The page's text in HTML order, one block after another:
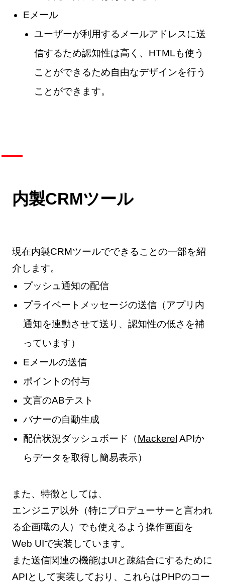
Eメール
ユーザーが利用するメールアドレスに送
信するため認知性は高く、HTMLも使う
ことができるため自由なデザインを行う
ことができます。
内製CRMツール
現在内製CRMツールでできることの一部を紹
介します。
プッシュ通知の配信
プライベートメッセージの送信（アプリ内
通知を連動させて送り、認知性の低さを補
っています）
Eメールの送信
ポイントの付与
文言のABテスト
バナーの自動生成
配信状況ダッシュボード（Mackerel APIか
らデータを取得し簡易表示）
また、特徴としては、
エンジニア以外（特にプロデューサーと言われ
る企画職の人）でも使えるよう操作画面を
Web UIで実装しています。
また送信関連の機能はUIと疎結合にするために
APIとして実装しており、これらはPHPのコー